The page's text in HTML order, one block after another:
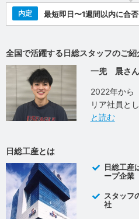
内定 最短即日〜1週間以内に合
全国で活躍する日総スタッフのご紹
一兜 晨さん
2022年から
リア社員と
と読む
日総工産とは
日総工産
ープ企業
スタッフ
社